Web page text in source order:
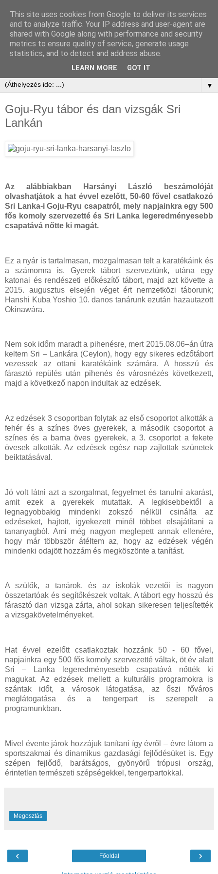
▼
Goju-Ryu tábor és dan vizsgák Sri
Lankán
Az alábbiakban Harsányi László beszámolóját
olvashatjátok a hat évvel ezelőtt, 50-60 fővel csatlakozó
Sri Lanka-i Goju-Ryu csapatról, mely napjainkra egy 500
fős komoly szervezetté és Sri Lanka legeredményesebb
csapatává nőtte ki magát.
Ez a nyár is tartalmasan, mozgalmasan telt a karatékáink és
a számomra is. Gyerek tábort szerveztünk, utána egy
katonai és rendészeti előkészítő tábort, majd azt követte a
2015. augusztus elsején véget ért nemzetközi táborunk;
Hanshi Kuba Yoshio 10. danos tanárunk ezután hazautazott
Okinawára.
Nem sok időm maradt a pihenésre, mert 2015.08.06–án útra
keltem Sri – Lankára (Ceylon), hogy egy sikeres edzőtábort
vezessek az ottani karatékáink számára. A hosszú és
fárasztó repülés után pihenés és városnézés következett,
majd a következő napon indultak az edzések.
Az edzések 3 csoportban folytak az első csoportot alkották a
fehér és a színes öves gyerekek, a második csoportot a
színes és a barna öves gyerekek, a 3. csoportot a fekete
övesek alkották. Az edzések egész nap zajlottak szünetek
beiktatásával.
Jó volt látni azt a szorgalmat, fegyelmet és tanulni akarást,
amit ezek a gyerekek mutattak. A legkisebbektől a
legnagyobbakig mindenki zokszó nélkül csinálta az
edzéseket, hajtott, igyekezett minél többet elsajátítani a
tananyagból. Ami még nagyon meglepett annak ellenére,
hogy már többször átéltem az, hogy az edzések végén
mindenki odajött hozzám és megköszönte a tanítást.
A szülők, a tanárok, és az iskolák vezetői is nagyon
összetartóak és segítőkészek voltak. A tábort egy hosszú és
fárasztó dan vizsga zárta, ahol sokan sikeresen teljesítették
a vizsgakövetelményeket.
Hat évvel ezelőtt csatlakoztak hozzánk 50 - 60 fővel,
napjainkra egy 500 fős komoly szervezetté váltak, öt év alatt
Sri – Lanka legeredményesebb csapatává nőtték ki
magukat. Az edzések mellett a kulturális programokra is
szántak időt, a városok látogatása, az őszi főváros
meglátogatása és a tengerpart is szerepelt a
programunkban.
Mivel évente járok hozzájuk tanítani így évről – évre látom a
sportszakmai és dinamikus gazdasági fejlődésüket is. Egy
szépen fejlődő, barátságos, gyönyörű trópusi ország,
érintetlen természeti szépségekkel, tengerpartokkal.
Megosztás
‹ ›
Főoldal
This site uses cookies from Google to deliver its services
and to analyze traffic. Your IP address and user-agent are
shared with Google along with performance and security
metrics to ensure quality of service, generate usage
statistics, and to detect and address abuse.
LEARN MORE GOT IT